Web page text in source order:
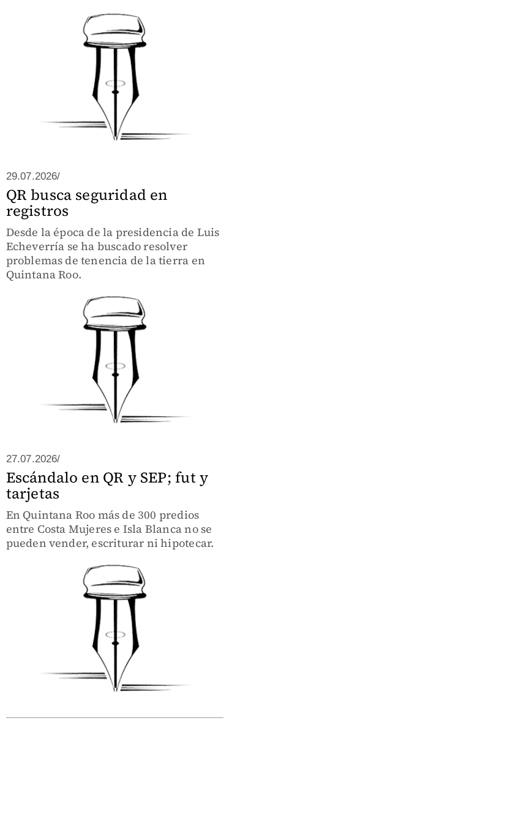
29.07.2026/
QR busca seguridad en
registros
Desde la época de la presidencia de Luis
Echeverría se ha buscado resolver
problemas de tenencia de la tierra en
Quintana Roo.
27.07.2026/
Escándalo en QR y SEP; fut y
tarjetas
En Quintana Roo más de 300 predios
entre Costa Mujeres e Isla Blanca no se
pueden vender, escriturar ni hipotecar.